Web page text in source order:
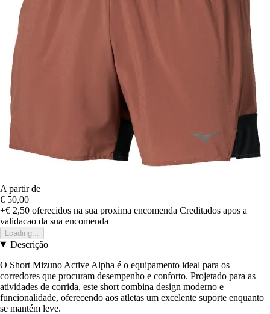
A partir de
€ 50,00
+€ 2,50 oferecidos na sua proxima encomenda Creditados apos a
validacao da sua encomenda
Loading...
Descrição
O Short Mizuno Active Alpha é o equipamento ideal para os
corredores que procuram desempenho e conforto. Projetado para as
atividades de corrida, este short combina design moderno e
funcionalidade, oferecendo aos atletas um excelente suporte enquanto
se mantém leve.